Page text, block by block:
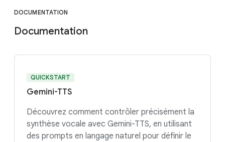
DOCUMENTATION
Documentation
QUICKSTART
Gemini-TTS
Découvrez comment contrôler précisément la
synthèse vocale avec Gemini-TTS, en utilisant
des prompts en langage naturel pour définir le